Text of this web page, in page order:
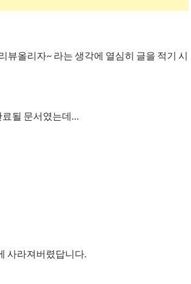
뷰올리자~ 라는 생각에 열심히 글을 적기 시
료될 문서였는데…
사라져버렸답니다.